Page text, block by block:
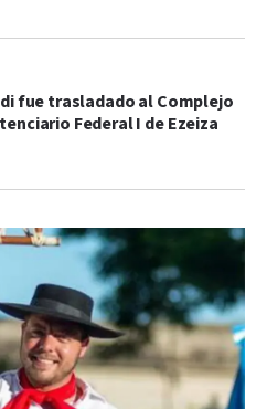
fue trasladado al Complejo
Federal I de Ezeiza